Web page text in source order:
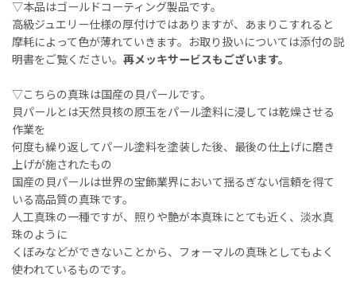
▽本品はゴールドコーティング製品です。
高級ジュエリー仕様の厚付けではありますが、あまりこすれると
摩耗によって色が薄れていきます。お取り扱いについては添付の説
明書をご覧ください。 再メッキサービスもございます。
▽こちらの真珠は国産の貝パールです。
貝パールとは天然貝核の原玉をパール塗料に浸しては乾燥させる
作業を
何度も繰り返してパール塗料を塗装した後、最後の仕上げに磨き
上げが施されたもの
国産の貝パールは世界の宝飾業界において揺るぎない信頼を得て
いる高品質の真珠です。
人工真珠の一種ですが、照りや艶が本真珠にとても近く、淡水真
珠のように
くぼみなどができないことから、フォーマルの真珠としてもよく
使われているものです。